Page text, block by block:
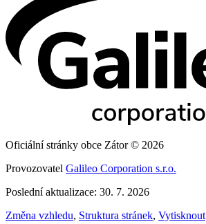
Oficiální stránky obce Zátor © 2026
Provozovatel Galileo Corporation s.r.o.
Poslední aktualizace: 30. 7. 2026
Změna vzhledu, Struktura stránek, Vytisknout